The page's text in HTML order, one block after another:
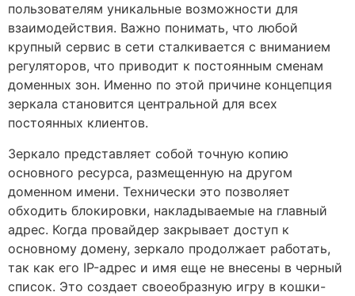
пользователям уникальные возможности для
взаимодействия. Важно понимать, что любой
крупный сервис в сети сталкивается с вниманием
регуляторов, что приводит к постоянным сменам
доменных зон. Именно по этой причине концепция
зеркала становится центральной для всех
постоянных клиентов.
Зеркало представляет собой точную копию
основного ресурса, размещенную на другом
доменном имени. Технически это позволяет
обходить блокировки, накладываемые на главный
адрес. Когда провайдер закрывает доступ к
основному домену, зеркало продолжает работать,
так как его IP-адрес и имя еще не внесены в черный
список. Это создает своеобразную игру в кошки-